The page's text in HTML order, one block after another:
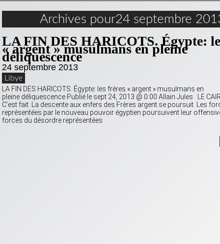
Archives pour24 septembre
LA FIN DES HARICOTS. Égypte:
« argent » musulmans en pleine
déliquescence
24 septembre 2013
Libye
LA FIN DES HARICOTS. Égypte: les frères « argent » musulmans en
pleine déliquescence Publié le sept 24, 2013 @ 0:00 Allain Jules LE
C’est fait. La descente aux enfers des Frères argent se poursuit. Les
représentées par le nouveau pouvoir égyptien poursuivent leur
forces du désordre représentées